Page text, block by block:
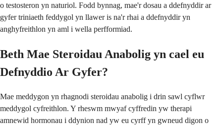
o testosteron yn naturiol. Fodd bynnag, mae'r dosau a ddefnyddir ar
gyfer triniaeth feddygol yn llawer is na'r rhai a ddefnyddir yn
anghyfreithlon yn aml i wella perfformiad.
Beth Mae Steroidau Anabolig yn cael eu
Defnyddio Ar Gyfer?
Mae meddygon yn rhagnodi steroidau anabolig i drin sawl cyflwr
meddygol cyfreithlon. Y rheswm mwyaf cyffredin yw therapi
amnewid hormonau i ddynion nad yw eu cyrff yn gwneud digon o